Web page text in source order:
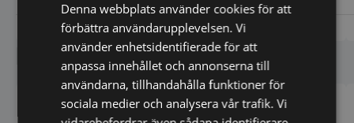
Vi prisjämför Vi prisjämför
Liknande produkter
Denna webbplats använder cookies för att
förbättra användarupplevelsen. Vi
använder enhetsidentifierade för att
anpassa innehållet och annonserna till
användarna, tillhandahålla funktioner för
sociala medier och analysera vår trafik. Vi